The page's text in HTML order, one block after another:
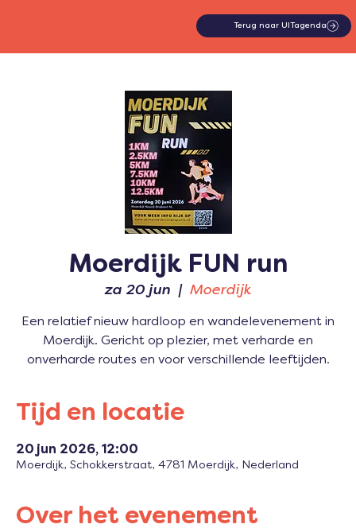
Terug naar UITagenda
Moerdijk FUN run
za 20 jun
  |
Moerdijk
Een relatief nieuw hardloop en wandelevenement in
Moerdijk. Gericht op plezier, met verharde en
onverharde routes en voor verschillende leeftijden.
Tijd en locatie
20 jun 2026, 12:00
Moerdijk, Schokkerstraat, 4781 Moerdijk, Nederland
Over het evenement